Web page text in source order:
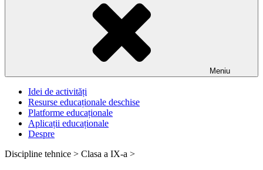
Meniu
Idei de activități
Resurse educaționale deschise
Platforme educaționale
Aplicații educaționale
Despre
Discipline tehnice > Clasa a IX-a >